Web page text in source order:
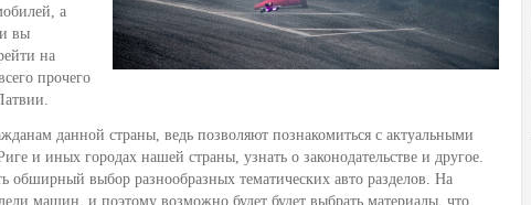
а
вы
на
прочего
данной страны, ведь позволяют познакомиться с актуальными
и иных городах нашей страны, узнать о законодательстве и другое.
обширный выбор разнообразных тематических авто разделов. На
машин, и поэтому возможно будет будет выбрать материалы, что